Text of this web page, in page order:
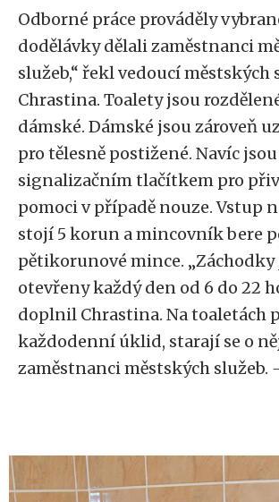
Odborné práce prováděly
dodělávky dělali zaměstnanci
služeb,“ řekl vedoucí městských
Chrastina. Toalety jsou
dámské. Dámské jsou zároveň
pro tělesně postižené. Navíc
signalizačním tlačítkem pro
pomoci v případě nouze. Vstup
stojí 5 korun a mincovník bere
pětikorunové mince. „Záchodky
otevřeny každý den od 6 do 22
doplnil Chrastina. Na toaletách
každodenní úklid, starají se o
zaměstnanci městských služeb.